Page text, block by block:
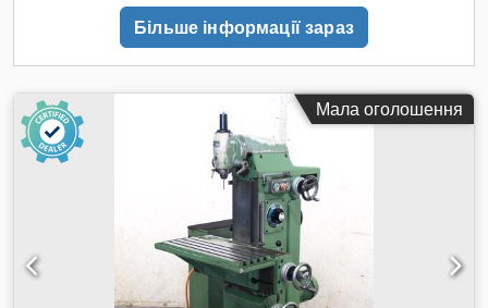
Д x Ш x В: 1350 x 1100 x 1700 мм Вага: 770 кг У гарному
Більше інформації зараз
Мала оголошення